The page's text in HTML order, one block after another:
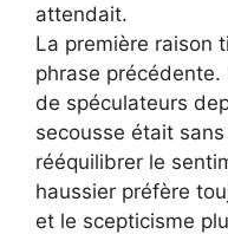
attendait.
La première raison
phrase précédente.
de spéculateurs
secousse était
rééquilibrer le
haussier préfère
et le scepticisme